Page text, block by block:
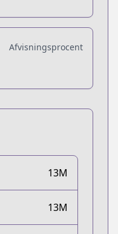
Afvisningsprocent
13M
13M